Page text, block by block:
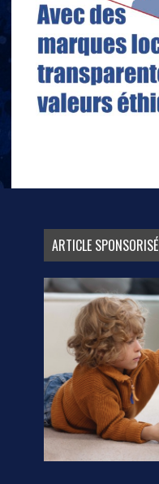
ARTICLE SPONSORISÉ